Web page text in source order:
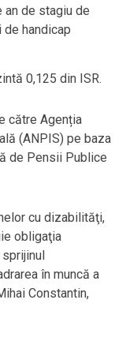
an de stagiu de
handicap
0,125 din ISR.
către Agenția
(ANPIS) pe baza
de Pensii Publice
cu dizabilităţi,
obligaţia
în muncă a
Constantin,